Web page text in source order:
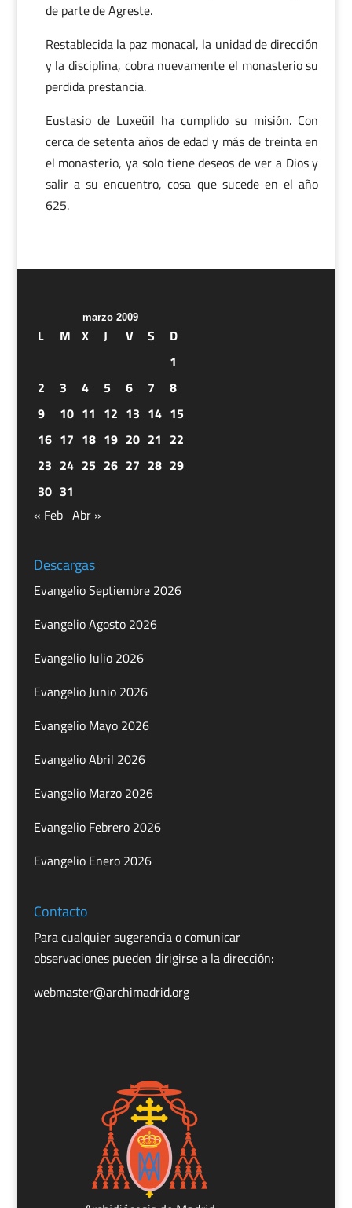
de parte de Agreste.
Restablecida la paz monacal, la unidad de dirección
y la disciplina, cobra nuevamente el monasterio su
perdida prestancia.
Eustasio de Luxeüil ha cumplido su misión. Con
cerca de setenta años de edad y más de treinta en
el monasterio, ya solo tiene deseos de ver a Dios y
salir a su encuentro, cosa que sucede en el año
625.
marzo 2009
L M X J V S
D
1
2
3 4 5 6 7
8
9
10 11 12 13 14 15
16 17 18 19 20 21 22
23 24 25 26 27 28 29
30 31
« Feb Abr »
Descargas
Evangelio Septiembre 2026
Evangelio Agosto 2026
Evangelio Julio 2026
Evangelio Junio 2026
Evangelio Mayo 2026
Evangelio Abril 2026
Evangelio Marzo 2026
Evangelio Febrero 2026
Evangelio Enero 2026
Contacto
Para cualquier sugerencia o comunicar
observaciones pueden dirigirse a la dirección:
webmaster@archimadrid.org